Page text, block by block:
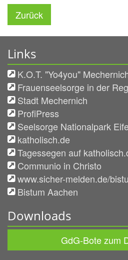
Zurück
Links
K.O.T. "Yo4you"
Frauenseelsorge in der
Stadt Mechernich
ProfiPress
Seelsorge Nationalpark
katholisch.de
Tagessegen auf
Communio in Christo
www.sicher-melden.de/
Bistum Aachen
Downloads
GdG-Bote zum